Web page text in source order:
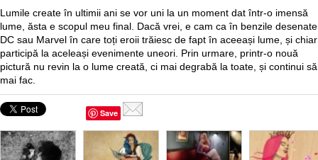
Lumile create în ultimii ani se vor uni la un moment dat într-o imensă
lume, ăsta e scopul meu final. Dacă vrei, e cam ca în benzile desenate
DC sau Marvel în care toți eroii trăiesc de fapt în aceeași lume, și chiar
participă la aceleași evenimente uneori. Prin urmare, printr-o nouă
pictură nu revin la o lume creată, ci mai degrabă la toate, și continui să
mai fac.
Save